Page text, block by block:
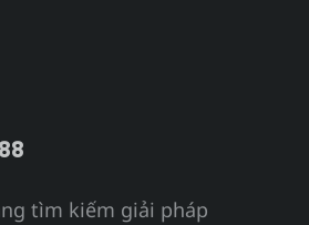
tìm kiếm giải pháp